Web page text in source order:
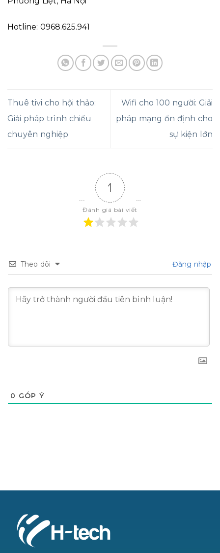
Hotline: 0968.625.941
Thuê tivi cho hội thảo:
Giải pháp trình chiếu
chuyên nghiệp
Wifi cho 100 người: Giải
pháp mạng ổn định cho
sự kiện lớn
1
Đánh giá bài viết
Theo dõi Đăng nhập
0 GÓP Ý